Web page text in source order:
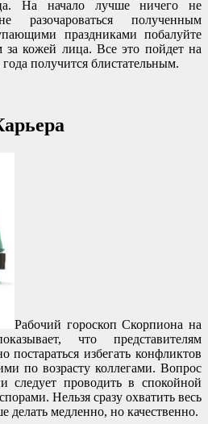
На начало лучше ничего не
разочароваться полученным
праздниками побалуйте
за кожей лица. Все это пойдет на
получится блистательным.
Рабочий гороскоп Скорпиона на
что представителям
постараться избегать конфликтов
по возрасту коллегами. Вопрос
следует проводить в спокойной
Нельзя сразу охватить весь
делать медленно, но качественно.